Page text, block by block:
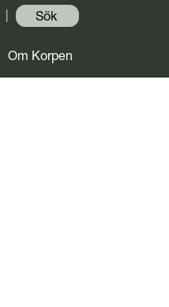
Sök ️
Om Korpen